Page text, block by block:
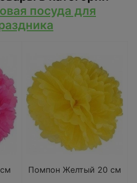
посуда для
Помпон Желтый 20 см